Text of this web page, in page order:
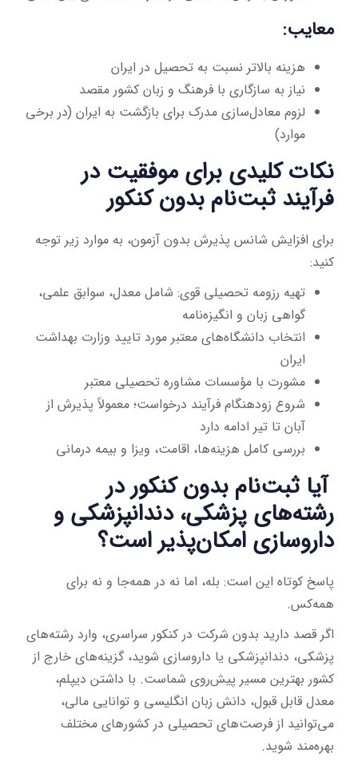
معایب:
هزینه بالاتر نسبت به تحصیل در ایران
نیاز به سازگاری با فرهنگ و زبان کشور مقصد
لزوم معادل‌سازی مدرک برای بازگشت به ایران (در برخی
موارد)
نکات کلیدی برای موفقیت در
فرآیند ثبت‌نام بدون کنکور
برای افزایش شانس پذیرش بدون آزمون، به موارد زیر توجه
کنید:
تهیه رزومه تحصیلی قوی: شامل معدل، سوابق علمی،
گواهی زبان و انگیزه‌نامه
انتخاب دانشگاه‌های معتبر مورد تایید وزارت بهداشت
ایران
مشورت با مؤسسات مشاوره تحصیلی معتبر
شروع زودهنگام فرآیند درخواست؛ معمولاً پذیرش از
آبان تا تیر ادامه دارد
بررسی کامل هزینه‌ها، اقامت، ویزا و بیمه درمانی
آیا ثبت‌نام بدون کنکور در
رشته‌های پزشکی، دندانپزشکی و
داروسازی امکان‌پذیر است؟
پاسخ کوتاه این است: بله، اما نه در همه‌جا و نه برای
همه‌کس.
اگر قصد دارید بدون شرکت در کنکور سراسری، وارد رشته‌های
پزشکی، دندانپزشکی یا داروسازی شوید، گزینه‌های خارج از
کشور بهترین مسیر پیش‌روی شماست. با داشتن دیپلم،
معدل قابل قبول، دانش زبان انگلیسی و توانایی مالی،
می‌توانید از فرصت‌های تحصیلی در کشورهای مختلف
بهره‌مند شوید.